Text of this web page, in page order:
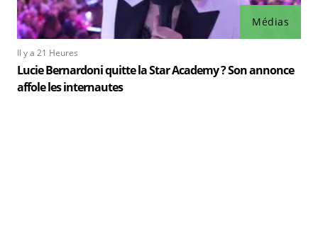
Médias
Il y a 21 Heures
Lucie Bernardoni quitte la Star Academy ? Son annonce
affole les internautes